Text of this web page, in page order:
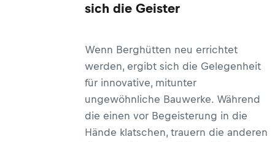
minimieren. Wir versorgen euch mit
sich die Geister
Wenn Berghütten neu errichtet
werden, ergibt sich die Gelegenheit
für innovative, mitunter
ungewöhnliche Bauwerke. Während
die einen vor Begeisterung in die
Hände klatschen, trauern die anderen